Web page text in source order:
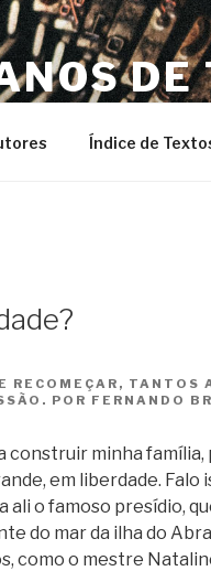
DE
Índice de
RECOMEÇAR, TANTOS
POR FERNANDO
construir minha
em liberdade. Falo
ali o famoso presídio,
do mar da ilha do
como o mestre